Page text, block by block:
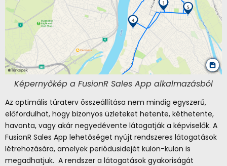
Képernyőkép a FusionR Sales App alkalmazásból
Az optimális túraterv összeállítása nem mindig egyszerű,
előfordulhat, hogy bizonyos üzleteket hetente, kéthetente,
havonta, vagy akár negyedévente látogatják a képviselők. A
FusionR Sales App lehetőséget nyújt rendszeres látogatások
létrehozására, amelyek periódusidejét külön-külön is
megadhatjuk. A rendszer a látogatások gyakoriságát